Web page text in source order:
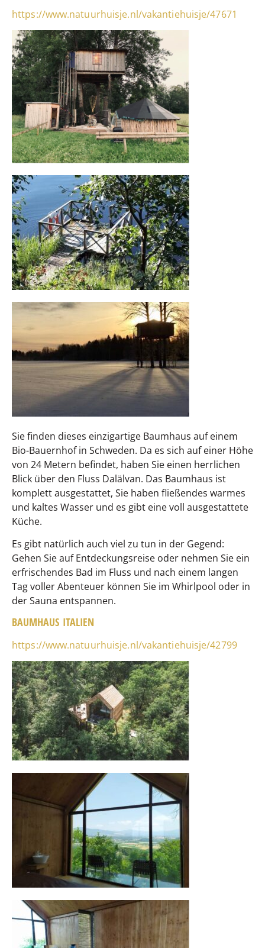
https://www.natuurhuisje.nl/vakantiehuisje/47671
Sie finden dieses einzigartige Baumhaus auf einem
Bio-Bauernhof in Schweden. Da es sich auf einer Höhe
von 24 Metern befindet, haben Sie einen herrlichen
Blick über den Fluss Dalälvan. Das Baumhaus ist
komplett ausgestattet, Sie haben fließendes warmes
und kaltes Wasser und es gibt eine voll ausgestattete
Küche.
Es gibt natürlich auch viel zu tun in der Gegend:
Gehen Sie auf Entdeckungsreise oder nehmen Sie ein
erfrischendes Bad im Fluss und nach einem langen
Tag voller Abenteuer können Sie im Whirlpool oder in
der Sauna entspannen.
BAUMHAUS ITALIEN
https://www.natuurhuisje.nl/vakantiehuisje/42799